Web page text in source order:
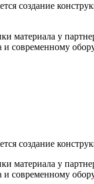
создание
материала у
и современному
создание
материала у
и современному